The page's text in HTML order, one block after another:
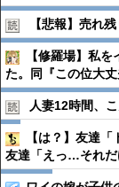
【悲報】売れ
【修羅場】私
た。同『この位大
人妻12時間、
【は？】友達
友達「えっ…それだ